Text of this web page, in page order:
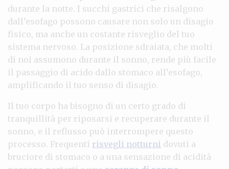
durante la notte. I succhi gastrici che risalgono
dall’esofago possono causare non solo un disagio
fisico, ma anche un costante risveglio del tuo
sistema nervoso. La posizione sdraiata, che molti
di noi assumono durante il sonno, rende più facile
il passaggio di acido dallo stomaco all’esofago,
amplificando il tuo senso di disagio.
Il tuo corpo ha bisogno di un certo grado di
tranquillità per riposarsi e recuperare durante il
sonno, e il reflusso può interrompere questo
processo. Frequenti risvegli notturni dovuti a
bruciore di stomaco o a una sensazione di acidità